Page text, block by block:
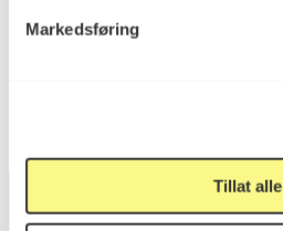
Markedsføring
Tillat alle
Reference